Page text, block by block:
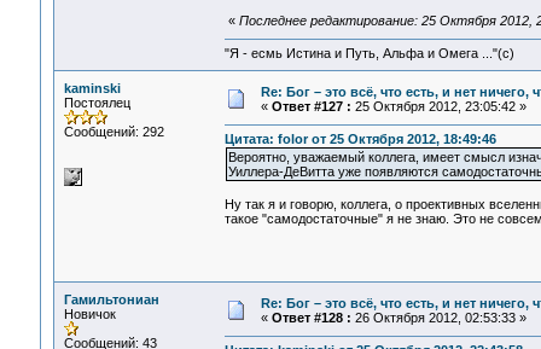
« Последнее редактирование: 25 Октября 2012,
"Я - есмь Истина и Путь, Альфа и Омега ..."(с)
kaminski
Постоялец
Сообщений: 292
Re: Бог – это всё, что есть, и нет
« Ответ #127 : 25 Октября 2012, 23:05:42 »
Цитата: folor от 25 Октября 2012, 18:49:46
Вероятно, уважаемый коллега, имеет смысл
Уиллера-ДеВитта уже появляются
Ну так я и говорю, коллега, о проективных
такое "самодостаточные" я не знаю. Это не
Гамильтониан
Новичок
Сообщений: 43
Re: Бог – это всё, что есть, и нет
« Ответ #128 : 26 Октября 2012, 02:53:33 »